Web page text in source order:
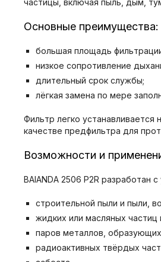
частицы, включая пыль, дым,
Основные преимущества:
большая площадь
низкое сопротивление
длительный срок службы;
лёгкая замена по мере
Фильтр легко
качестве предфильтра для
Возможности и
BAIANDA 2506 P2R разработан
строительной пыли и пыли,
жидких или масляных
паров металлов,
радиоактивных твёрдых